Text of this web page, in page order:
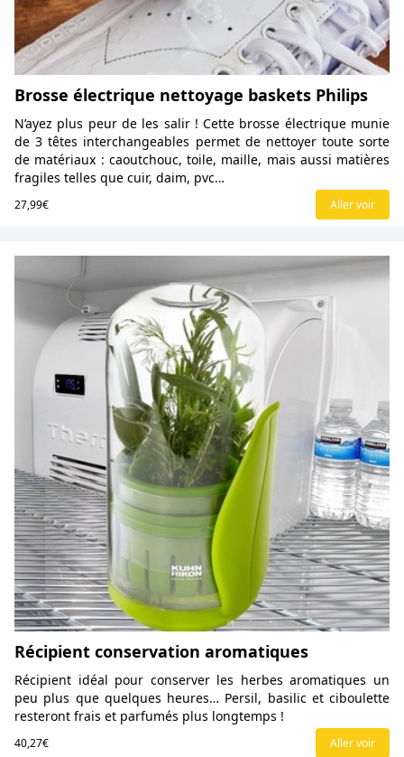
Brosse électrique nettoyage baskets Philips
N’ayez plus peur de les salir ! Cette brosse électrique munie
de 3 têtes interchangeables permet de nettoyer toute sorte
de matériaux : caoutchouc, toile, maille, mais aussi matières
fragiles telles que cuir, daim, pvc…
27,99€ Aller voir
Récipient conservation aromatiques
Récipient idéal pour conserver les herbes aromatiques un
peu plus que quelques heures… Persil, basilic et ciboulette
resteront frais et parfumés plus longtemps !
40,27€ Aller voir